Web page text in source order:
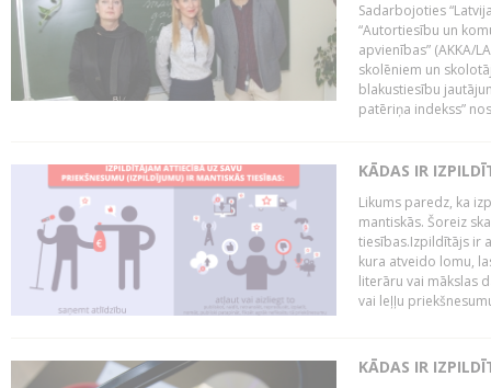
Sadarbojoties
“Autortiesību un
apvienības” (AKKA/
skolēniem un
blakustiesību
patēriņa indekss”
KĀDAS IR
Likums paredz, ka
mantiskās. Šoreiz
tiesības.Izpildītājs ir
kura atveido lomu,
literāru vai mākslas
vai leļļu
KĀDAS IR